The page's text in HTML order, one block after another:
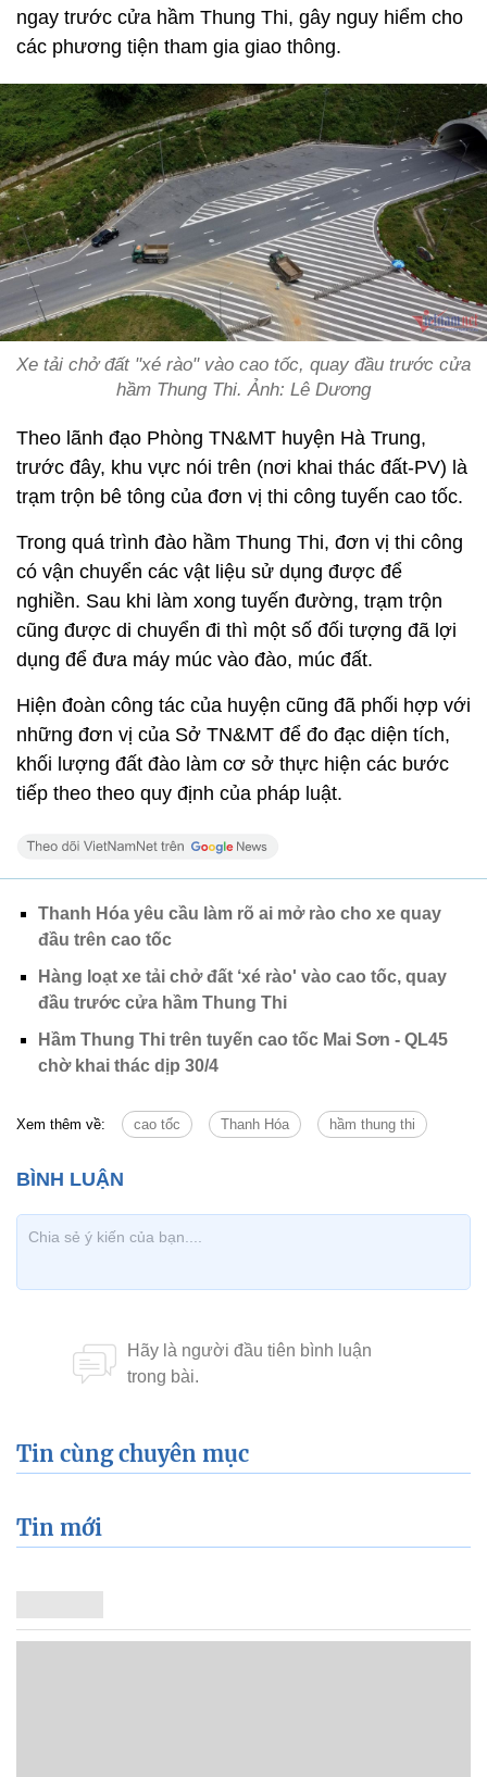
ngay trước cửa hầm Thung Thi, gây nguy hiểm cho
các phương tiện tham gia giao thông.
Xe tải chở đất "xé rào" vào cao tốc, quay đầu trước cửa
hầm Thung Thi. Ảnh: Lê Dương
Theo lãnh đạo Phòng TN&MT huyện Hà Trung,
trước đây, khu vực nói trên (nơi khai thác đất-PV) là
trạm trộn bê tông của đơn vị thi công tuyến cao tốc.
Trong quá trình đào hầm Thung Thi, đơn vị thi công
có vận chuyển các vật liệu sử dụng được để
nghiền. Sau khi làm xong tuyến đường, trạm trộn
cũng được di chuyển đi thì một số đối tượng đã lợi
dụng để đưa máy múc vào đào, múc đất.
Hiện đoàn công tác của huyện cũng đã phối hợp với
những đơn vị của Sở TN&MT để đo đạc diện tích,
khối lượng đất đào làm cơ sở thực hiện các bước
tiếp theo theo quy định của pháp luật.
Thanh Hóa yêu cầu làm rõ ai mở rào cho xe quay
đầu trên cao tốc
Hàng loạt xe tải chở đất ‘xé rào' vào cao tốc, quay
đầu trước cửa hầm Thung Thi
Hầm Thung Thi trên tuyến cao tốc Mai Sơn - QL45
chờ khai thác dịp 30/4
Xem thêm về: cao tốc Thanh Hóa hầm thung thi
Tin cùng chuyên mục
Tin mới